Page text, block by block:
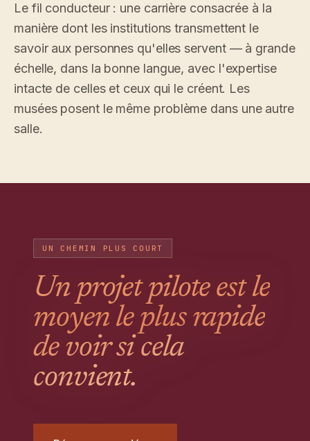
Le fil conducteur : une carrière consacrée à la
manière dont les institutions transmettent le
savoir aux personnes qu'elles servent — à grande
échelle, dans la bonne langue, avec l'expertise
intacte de celles et ceux qui le créent. Les
musées posent le même problème dans une autre
salle.
UN CHEMIN PLUS COURT
Un projet pilote est le
moyen le plus rapide
de voir si cela
convient.